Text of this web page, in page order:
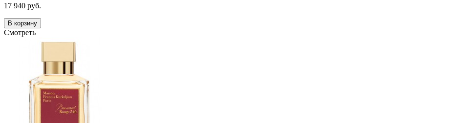
17 940 руб.
В корзину
Смотреть